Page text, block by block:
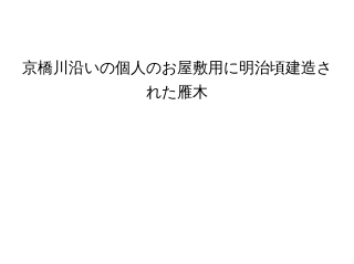
京橋川沿いの個人のお屋敷用に明治頃建造さ
れた雁木